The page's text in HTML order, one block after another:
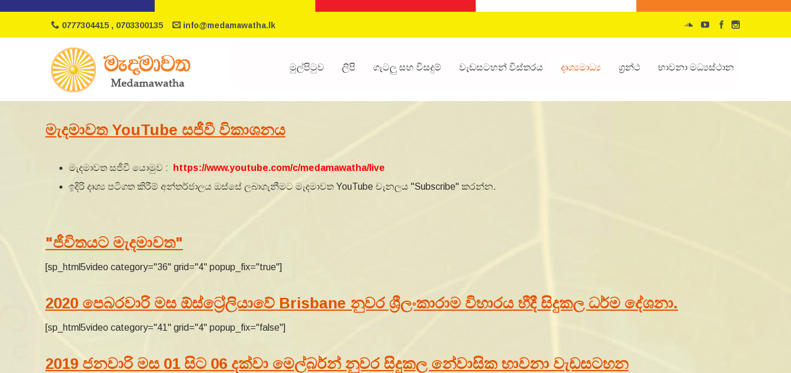
0777304415 , 0703300135 info@medamawatha.lk
මුල්පිටුව ලිපි ගැටලු සහ විසදුම් වැඩසටහන් විස්තරය දෘශ්‍යමාධ්‍ය ග්‍රන්ථ භාවනා මධ්‍යස්ථාන
මැදමාවත YouTube සජීවී විකාශනය
මැදමාවත සජීවී යොමුව :
https://www.youtube.com/c/medamawatha/live
ඉදිරි දෘශ්‍ය පටිගත කිරීම් අන්තර්ජාලය ඔස්සේ ලබාගැනීමට මැදමාවත YouTube චැනලය "Subscribe" කරන්න.
"ජීවිතයට මැදමාවත"
[sp_html5video category="36" grid="4" popup_fix="true"]
2020 පෙබරවාරි මස ඕස්ට්‍රේලියාවේ Brisbane නුවර ශ්‍රීලංකාරාම විහාරය හීදී සිදුකල ධර්ම දේශනා.
[sp_html5video category="41" grid="4" popup_fix="false"]
2019 ජනවාරි මස 01 සිට 06 දක්වා මෙල්බර්න් නුවර සිදුකල නේවාසික භාවනා වැඩසටහන